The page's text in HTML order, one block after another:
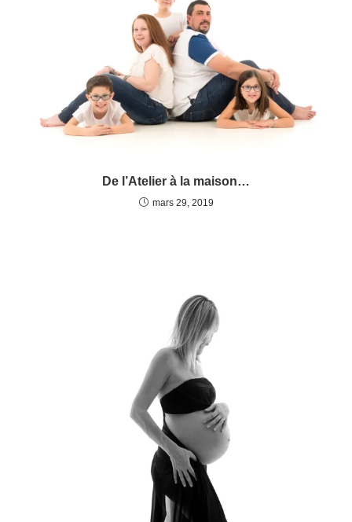
De l’Atelier à la maison…
mars 29, 2019